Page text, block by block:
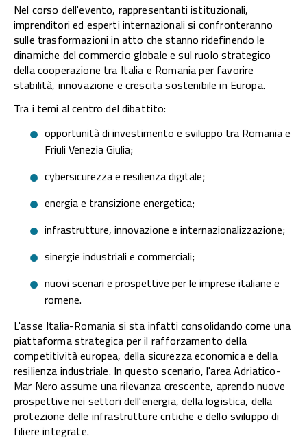
Nel corso dell'evento, rappresentanti istituzionali,
imprenditori ed esperti internazionali si confronteranno
sulle trasformazioni in atto che stanno ridefinendo le
dinamiche del commercio globale e sul ruolo strategico
della cooperazione tra Italia e Romania per favorire
stabilità, innovazione e crescita sostenibile in Europa.
Tra i temi al centro del dibattito:
opportunità di investimento e sviluppo tra Romania e
Friuli Venezia Giulia;
cybersicurezza e resilienza digitale;
energia e transizione energetica;
infrastrutture, innovazione e internazionalizzazione;
sinergie industriali e commerciali;
nuovi scenari e prospettive per le imprese italiane e
romene.
L'asse Italia-Romania si sta infatti consolidando come una
piattaforma strategica per il rafforzamento della
competitività europea, della sicurezza economica e della
resilienza industriale. In questo scenario, l'area Adriatico-
Mar Nero assume una rilevanza crescente, aprendo nuove
prospettive nei settori dell'energia, della logistica, della
protezione delle infrastrutture critiche e dello sviluppo di
filiere integrate.